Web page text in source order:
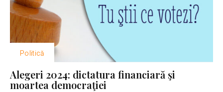
Politică
Alegeri 2024: dictatura financiară şi
moartea democraţiei